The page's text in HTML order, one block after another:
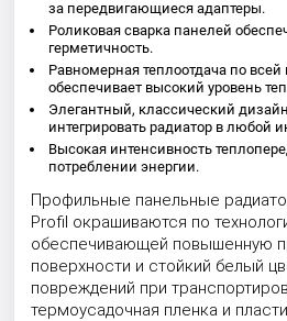
за передвигающиеся адаптеры.
Роликовая сварка панелей
герметичность.
Равномерная теплоотдача по
обеспечивает высокий уровень
Элегантный, классический
интегрировать радиатор в любой
Высокая интенсивность
потреблении энергии.
Профильные панельные
Profil окрашиваются по
обеспечивающей повышенную
поверхности и стойкий белый
повреждений при
термоусадочная пленка и